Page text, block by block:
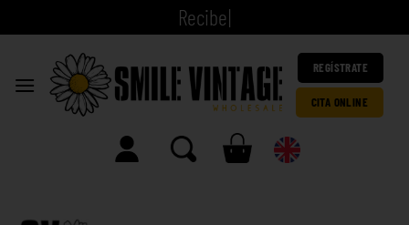
|
REGÍSTRATE
CITA ONLINE